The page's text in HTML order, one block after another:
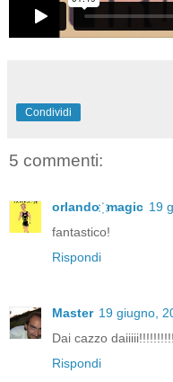
Condividi
5 commenti:
orlando ҉ magic 19
fantastico!
Rispondi
Master 19 giugno,
Dai cazzo
Rispondi